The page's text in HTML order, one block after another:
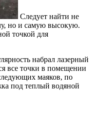
Следует найти не
но и самую высокую.
точкой для
набрал лазерный
все точки в помещении
маяков, по
под теплый водяной